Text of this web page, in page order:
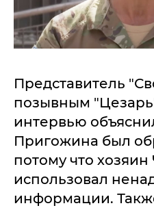
Представитель
позывным
интервью
Пригожина был
потому что
использовал
информации.